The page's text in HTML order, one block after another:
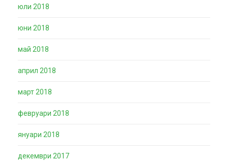
юли 2018
юни 2018
май 2018
април 2018
март 2018
февруари 2018
януари 2018
декември 2017